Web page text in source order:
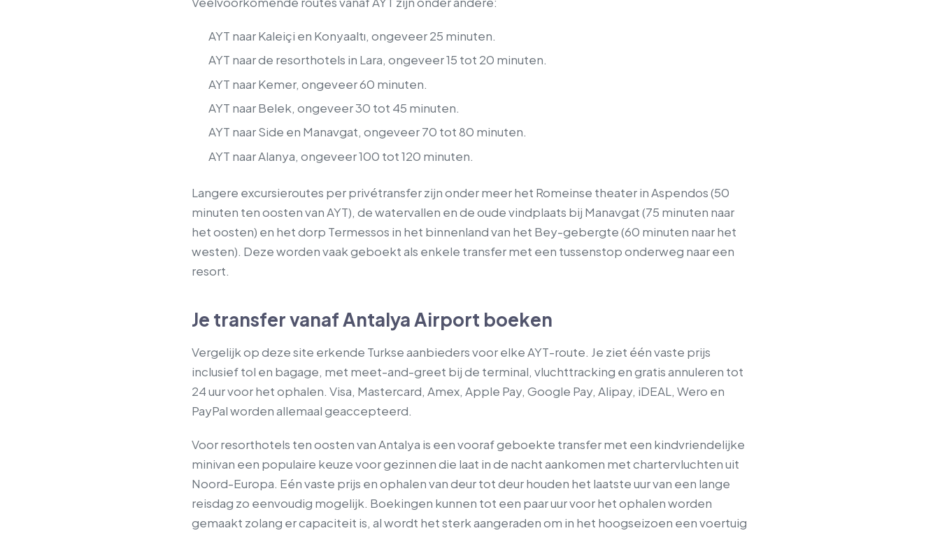
AYT naar Kaleiçi en Konyaaltı, ongeveer 25 minuten.
AYT naar de resorthotels in Lara, ongeveer 15 tot 20 minuten.
AYT naar Kemer, ongeveer 60 minuten.
AYT naar Belek, ongeveer 30 tot 45 minuten.
AYT naar Side en Manavgat, ongeveer 70 tot 80 minuten.
AYT naar Alanya, ongeveer 100 tot 120 minuten.
Langere excursieroutes per privétransfer zijn onder meer het Romeinse theater in Aspendos (50
minuten ten oosten van AYT), de watervallen en de oude vindplaats bij Manavgat (75 minuten naar
het oosten) en het dorp Termessos in het binnenland van het Bey-gebergte (60 minuten naar het
westen). Deze worden vaak geboekt als enkele transfer met een tussenstop onderweg naar een
resort.
Je transfer vanaf Antalya Airport boeken
Vergelijk op deze site erkende Turkse aanbieders voor elke AYT-route. Je ziet één vaste prijs
inclusief tol en bagage, met meet-and-greet bij de terminal, vluchttracking en gratis annuleren tot
24 uur voor het ophalen. Visa, Mastercard, Amex, Apple Pay, Google Pay, Alipay, iDEAL, Wero en
PayPal worden allemaal geaccepteerd.
Voor resorthotels ten oosten van Antalya is een vooraf geboekte transfer met een kindvriendelijke
minivan een populaire keuze voor gezinnen die laat in de nacht aankomen met chartervluchten uit
Noord-Europa. Eén vaste prijs en ophalen van deur tot deur houden het laatste uur van een lange
reisdag zo eenvoudig mogelijk. Boekingen kunnen tot een paar uur voor het ophalen worden
gemaakt zolang er capaciteit is, al wordt het sterk aangeraden om in het hoogseizoen een voertuig